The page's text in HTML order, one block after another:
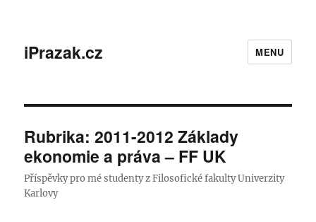
iPrazak.cz MENU
Rubrika:2011-2012 Základy
ekonomie a práva – FF UK
Příspěvky pro mé studenty z Filosofické fakulty Univerzity
Karlovy